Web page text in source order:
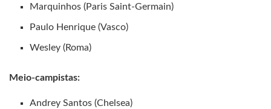
Marquinhos (Paris Saint-Germain)
Paulo Henrique (Vasco)
Wesley (Roma)
Meio-campistas:
Andrey Santos (Chelsea)